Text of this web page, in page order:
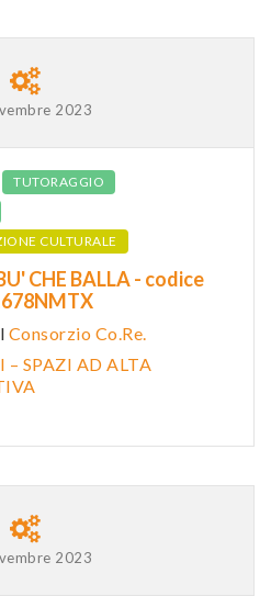
2023
TUTORAGGIO
CULTURALE
CHE BALLA - codice
Consorzio Co.Re.
– SPAZI AD ALTA
2023